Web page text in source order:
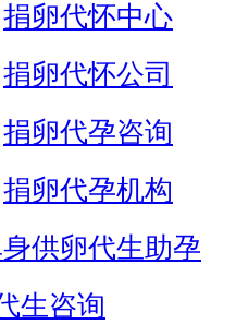
捐卵代怀中心
捐卵代怀公司
捐卵代孕咨询
捐卵代孕机构
供卵代生助孕
生咨询